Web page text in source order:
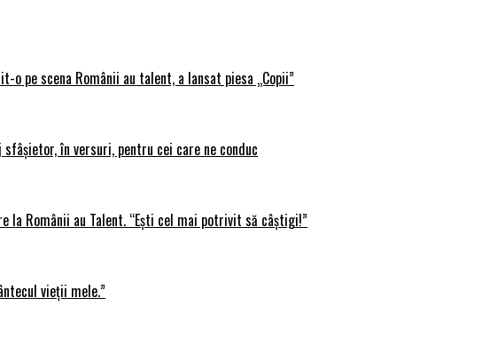
pe scena Românii au talent, a lansat piesa „Copii”
în versuri, pentru cei care ne conduc
la Românii au Talent. “Ești cel mai potrivit să câștigi!”
vieții mele.”